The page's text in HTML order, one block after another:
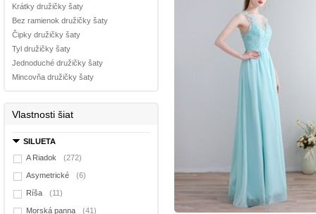
Krátky družičky šaty
Bez ramienok družičky šaty
Čipky družičky šaty
Tyl družičky šaty
Jednoduché družičky šaty
Mincovňa družičky šaty
Vlastnosti šiat
SILUETA
A Riadok
(272)
Asymetrické (6)
Ríša (11)
Morská panna (41)